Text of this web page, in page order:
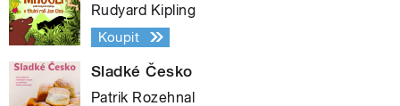
Rudyard Kipling
Koupit
Sladké Česko
Patrik Rozehnal